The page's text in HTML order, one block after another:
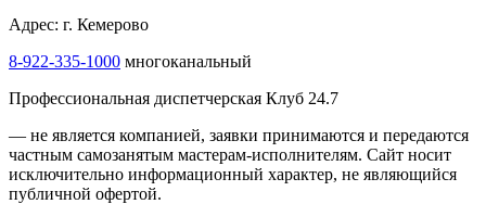
Адрес: г. Кемерово
8-922-335-1000 многоканальный
Профессиональная диспетчерская Клуб 24.7
— не является компанией, заявки принимаются и передаются
частным самозанятым мастерам‑исполнителям. Сайт носит
исключительно информационный характер, не являющийся
публичной офертой.